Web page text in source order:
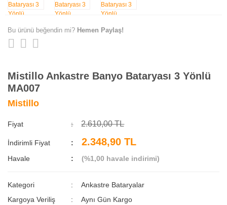
Bu ürünü beğendin mi? Hemen Paylaş!
Mistillo Ankastre Banyo Bataryası 3 Yönlü
MA007
Mistillo
Fiyat 2.610,00 TL
İndirimli Fiyat 2.348,90 TL
Havale (%1,00 havale indirimi)
Kategori
Ankastre Bataryalar
Kargoya Veriliş
Aynı Gün Kargo